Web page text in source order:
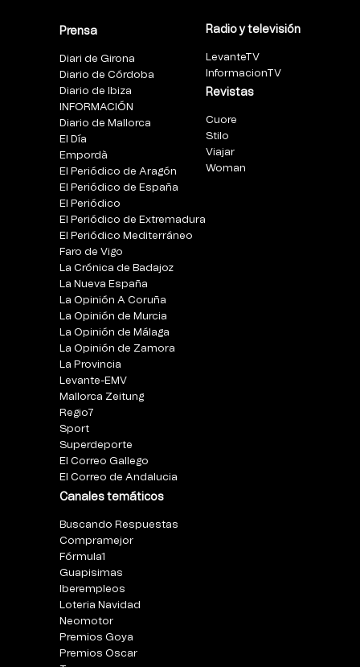
Prensa
Diari de Girona
Diario de Córdoba
Diario de Ibiza
INFORMACIÓN
Diario de Mallorca
El Día
Empordà
El Periódico de Aragón
El Periódico de España
El Periódico
El Periódico de Extremadura
El Periódico Mediterráneo
Faro de Vigo
La Crónica de Badajoz
La Nueva España
La Opinión A Coruña
La Opinión de Murcia
La Opinión de Málaga
La Opinión de Zamora
La Provincia
Levante-EMV
Mallorca Zeitung
Regio7
Sport
Superdeporte
El Correo Gallego
El Correo de Andalucia
Canales temáticos
Buscando Respuestas
Compramejor
Fórmula1
Guapisimas
Iberempleos
Loteria Navidad
Neomotor
Premios Goya
Premios Oscar
Radio y televisión
LevanteTV
InformacionTV
Revistas
Cuore
Stilo
Viajar
Woman